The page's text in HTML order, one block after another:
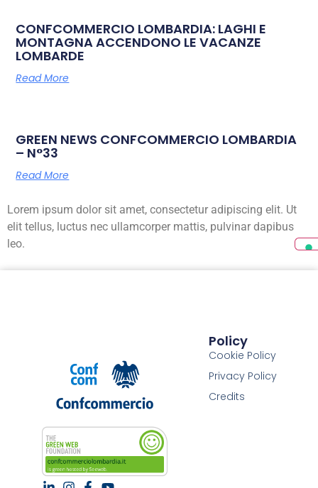
CONFCOMMERCIO LOMBARDIA: LAGHI E
MONTAGNA ACCENDONO LE VACANZE
LOMBARDE
Read More
GREEN NEWS CONFCOMMERCIO LOMBARDIA
– N°33
Read More
Lorem ipsum dolor sit amet, consectetur adipiscing elit. Ut
elit tellus, luctus nec ullamcorper mattis, pulvinar dapibus
leo.
Policy
Cookie Policy
Privacy Policy
Credits